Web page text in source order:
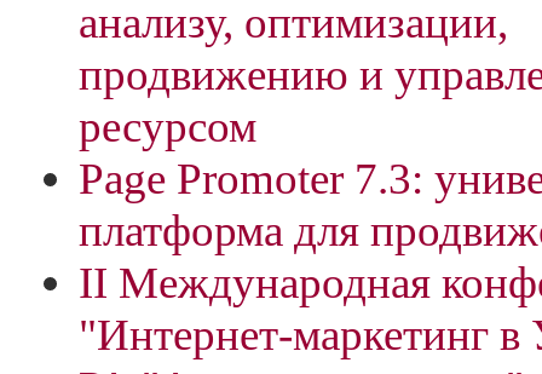
анализу, оптимизации,
продвижению и
ресурсом
Page Promoter 7.3:
платформа для
II Международная
"Интернет-маркетинг